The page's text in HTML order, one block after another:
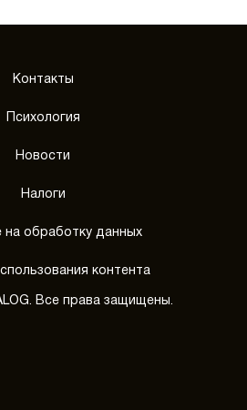
Контакты
Психология
Новости
Налоги
на обработку данных
контента
Все права защищены.